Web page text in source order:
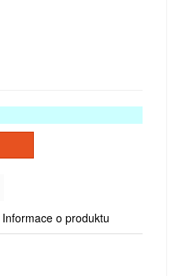
Informace o produktu